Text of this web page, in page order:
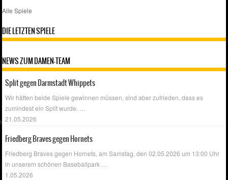
Alle Spiele
DIE LETZTEN SPIELE
NEWS ZUM DAMEN-TEAM
Split gegen Darmstadt Whippets
Wir hätten beide Spiele gewinnen müssen, sind aber zufrieden, dass es
zumindest ein Split wurde.
21.05.2026
Friedberg Braves gegen Hornets
Friedberg Braves gegen Hornets, am Samstag, den 02.05.2026 um 13:00 Uhr
in unserem schönen Baseballpark
1.05.2026